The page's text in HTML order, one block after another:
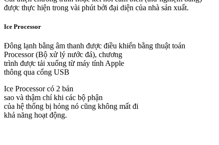
được thực hiện trong vài phút bởi đại diện của nhà sản xuất.
Ice Processor
Đông lạnh bằng âm thanh được điều khiển bằng thuật toán
Processor (Bộ xử lý nước đá), chương
trình được tải xuống từ máy tính Apple
thông qua cổng USB
Ice Processor có 2 bản
sao và thậm chí khi các bộ phận
của hệ thống bị hỏng nó cũng không mất đi
khả năng hoạt động.